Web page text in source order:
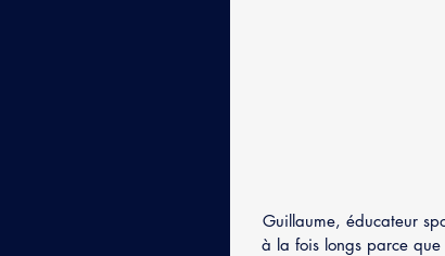
Guillaume, éducateur
à la fois longs parce